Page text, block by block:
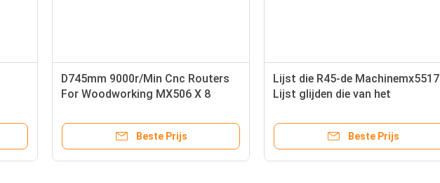
D745mm 9000r/Min Cnc Routers
For Woodworking MX506 X 8
Beste Prijs
Lijst die R45-de Machinemx5517
Lijst glijden die van het
As glijden
Beste Prijs